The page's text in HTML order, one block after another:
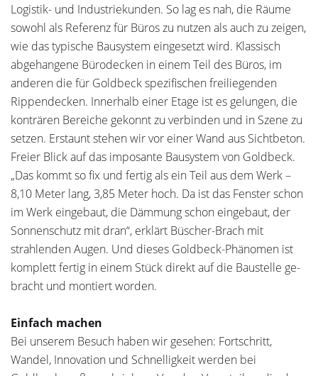
Logistik- und Industriekunden. So lag es nah, die Räume
sowohl als Referenz für Büros zu nutzen als auch zu zeigen,
wie das typische Bausystem eingesetzt wird. Klassisch
abgehangene Bürodecken in einem Teil des Büros, im
anderen die für Goldbeck spezifischen freiliegenden
Rippendecken. ­Innerhalb einer Etage ist es gelungen, die
konträren Bereiche gekonnt zu verbinden und in Szene zu
setzen. Erstaunt stehen wir vor einer Wand aus Sichtbeton.
Freier Blick auf das imposante Bausystem von Goldbeck.
„Das kommt so fix und fertig als ein Teil aus dem Werk –
8,10 Meter lang, 3,85 Meter hoch. Da ist das Fenster schon
im Werk eingebaut, die Dämmung schon eingebaut, der
Sonnenschutz mit dran“, erklärt Büscher-Brach mit
strahlenden Augen. Und dieses Goldbeck-Phänomen ist
komplett fertig in einem Stück direkt auf die Baustelle ge­
bracht und montiert worden.
Einfach machen
Bei unserem Besuch haben wir gesehen: Fortschritt,
Wandel, Innovation und Schnelligkeit werden bei